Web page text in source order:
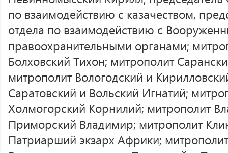
по взаимодействию с казачеством,
отдела по взаимодействию с
правоохранительными органами;
Болховский Тихон; митрополит
митрополит Вологодский и
Саратовский и Вольский Игнатий;
Холмогорский Корнилий; митрополит
Приморский Владимир; митрополит
Патриарший экзарх Африки;